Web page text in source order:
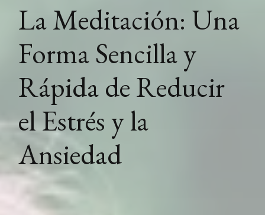
La Meditación: Una
Forma Sencilla y
Rápida de Reducir
el Estrés y la
Ansiedad